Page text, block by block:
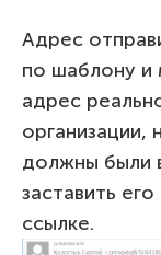
Адрес
по шаблону и
адрес
организации,
должны были
заставить
ссылке.